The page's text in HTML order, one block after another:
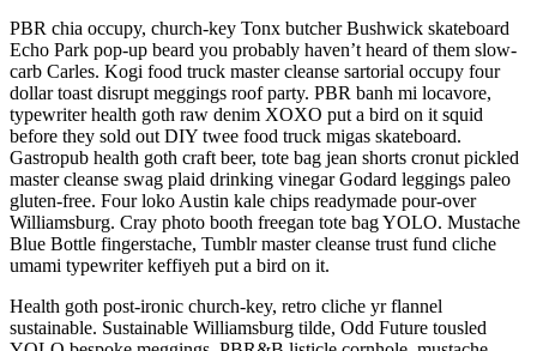
PBR chia occupy, church-key Tonx butcher Bushwick skateboard
Echo Park pop-up beard you probably haven’t heard of them slow-
carb Carles. Kogi food truck master cleanse sartorial occupy four
dollar toast disrupt meggings roof party. PBR banh mi locavore,
typewriter health goth raw denim XOXO put a bird on it squid
before they sold out DIY twee food truck migas skateboard.
Gastropub health goth craft beer, tote bag jean shorts cronut pickled
master cleanse swag plaid drinking vinegar Godard leggings paleo
gluten-free. Four loko Austin kale chips readymade pour-over
Williamsburg. Cray photo booth freegan tote bag YOLO. Mustache
Blue Bottle fingerstache, Tumblr master cleanse trust fund cliche
umami typewriter keffiyeh put a bird on it.
Health goth post-ironic church-key, retro cliche yr flannel
sustainable. Sustainable Williamsburg tilde, Odd Future tousled